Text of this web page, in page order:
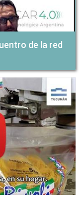
de la red